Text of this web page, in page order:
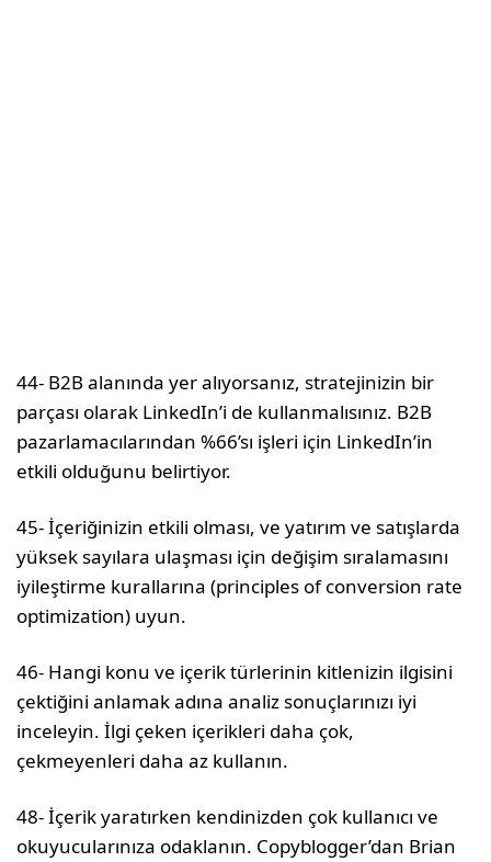
44- B2B alanında yer alıyorsanız, stratejinizin bir
parçası olarak LinkedIn’i de kullanmalısınız. B2B
pazarlamacılarından %66’sı işleri için LinkedIn’in
etkili olduğunu belirtiyor.
45- İçeriğinizin etkili olması, ve yatırım ve satışlarda
yüksek sayılara ulaşması için değişim sıralamasını
iyileştirme kurallarına (principles of conversion rate
optimization) uyun.
46- Hangi konu ve içerik türlerinin kitlenizin ilgisini
çektiğini anlamak adına analiz sonuçlarınızı iyi
inceleyin. İlgi çeken içerikleri daha çok,
çekmeyenleri daha az kullanın.
48- İçerik yaratırken kendinizden çok kullanıcı ve
okuyucularınıza odaklanın. Copyblogger’dan Brian